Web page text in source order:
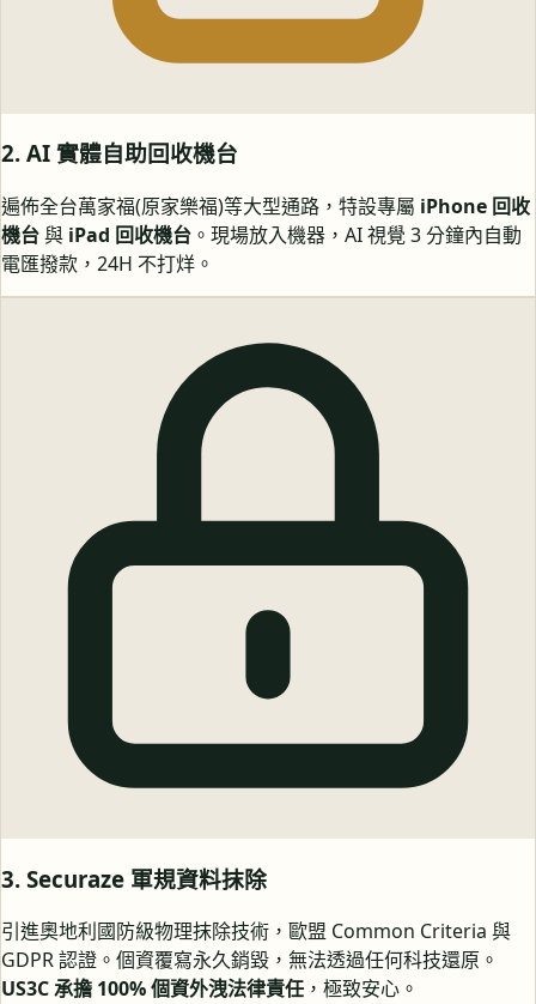
2. AI 實體自助回收機台
遍佈全台萬家福(原家樂福)等大型通路，特設專屬 iPhone 回收
機台與 iPad 回收機台 。現場放入機器，AI 視覺 3 分鐘內自動
電匯撥款，24H 不打烊。
3. Securaze 軍規資料抹除
引進奧地利國防級物理抹除技術，歐盟 Common Criteria 與
GDPR 認證。個資覆寫永久銷毀，無法透過任何科技還原。
US3C 承擔 100% 個資外洩法律責任 ，極致安心。